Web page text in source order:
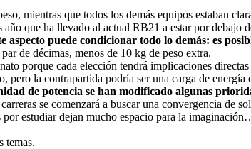
mientras que todos los demás equipos estaban
que ha llevado al actual RB21 a estar por
puede condicionar todo lo demás: es
de décimas, menos de 10 kg de peso extra.
porque cada elección tendrá implicaciones
la contrapartida podría ser una carga de energía
de potencia se han modificado algunas
se comenzará a buscar una convergencia de
por estudiar dejan mucho espacio para la
temas.